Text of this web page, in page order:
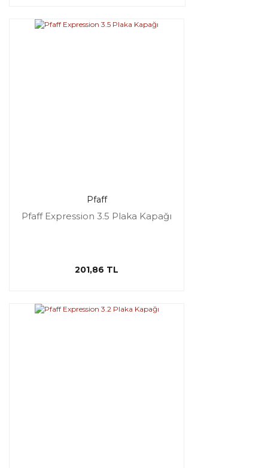
Pfaff
Pfaff Expression 3.5 Plaka Kapağı
201,86 TL